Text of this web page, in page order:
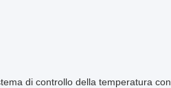
di controllo della temperatura con